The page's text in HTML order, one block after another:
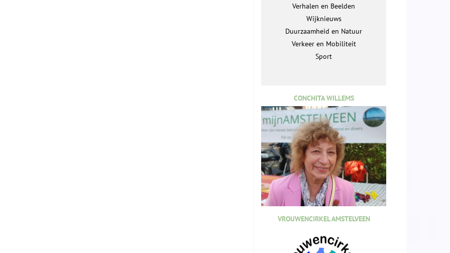
Verhalen en Beelden
Wijknieuws
Duurzaamheid en Natuur
Verkeer en Mobiliteit
Sport
CONCHITA WILLEMS
VROUWENCIRKEL AMSTELVEEN